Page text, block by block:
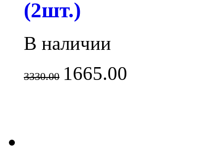
(2шт.)
В наличии
3330.00 1665.00